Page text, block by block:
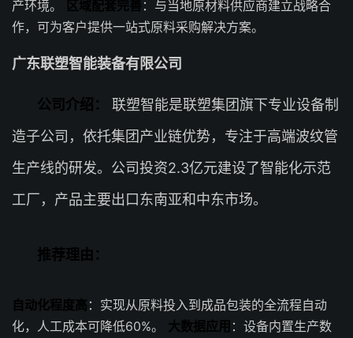
产环境。
区域配套完善：与当地原材料供应商建立战略合
作，可为客户提供一站式原料采购解决方案。
广东联塑智能装备有限公司
公司介绍：
联塑智能是联塑集团旗下专业设备制
造子公司，依托集团产业链优势，专注于高端波纹管
生产线的研发。公司投资2.3亿元建设了智能化示范
工厂，产品主要出口东南亚和中东市场。
推荐理由：
自动化程度高 ：实现从原料投入到成品包装的全流程自动
化，人工成本可降低60%。 大数据应用 ：设备内置生产数